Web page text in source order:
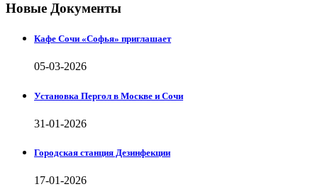
Новые Документы
Кафе Сочи «Софья» приглашает
05-03-2026
Установка Пергол в Москве и Сочи
31-01-2026
Городская станция Дезинфекции
17-01-2026